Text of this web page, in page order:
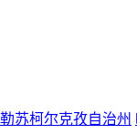
苏柯尔克孜自治州